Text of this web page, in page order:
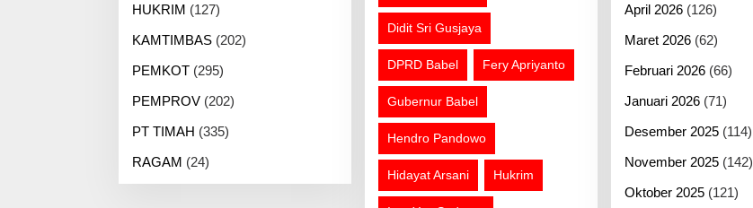
HUKRIM (127)
KAMTIMBAS (202)
PEMKOT (295)
PEMPROV (202)
PT TIMAH (335)
RAGAM (24)
Didit Sri Gusjaya
DPRD Babel Fery Apriyanto
Gubernur Babel
Hendro Pandowo
Hidayat Arsani Hukrim
April 2026(126)
Maret 2026(62)
Februari 2026(66)
Januari 2026(71)
Desember 2025(114)
November 2025(142)
Oktober 2025(121)